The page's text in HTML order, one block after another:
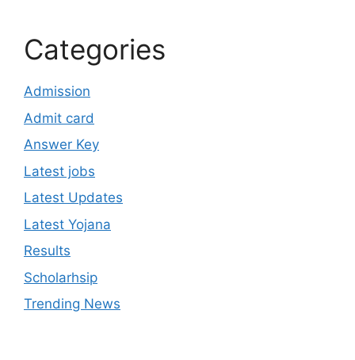
Categories
Admission
Admit card
Answer Key
Latest jobs
Latest Updates
Latest Yojana
Results
Scholarhsip
Trending News